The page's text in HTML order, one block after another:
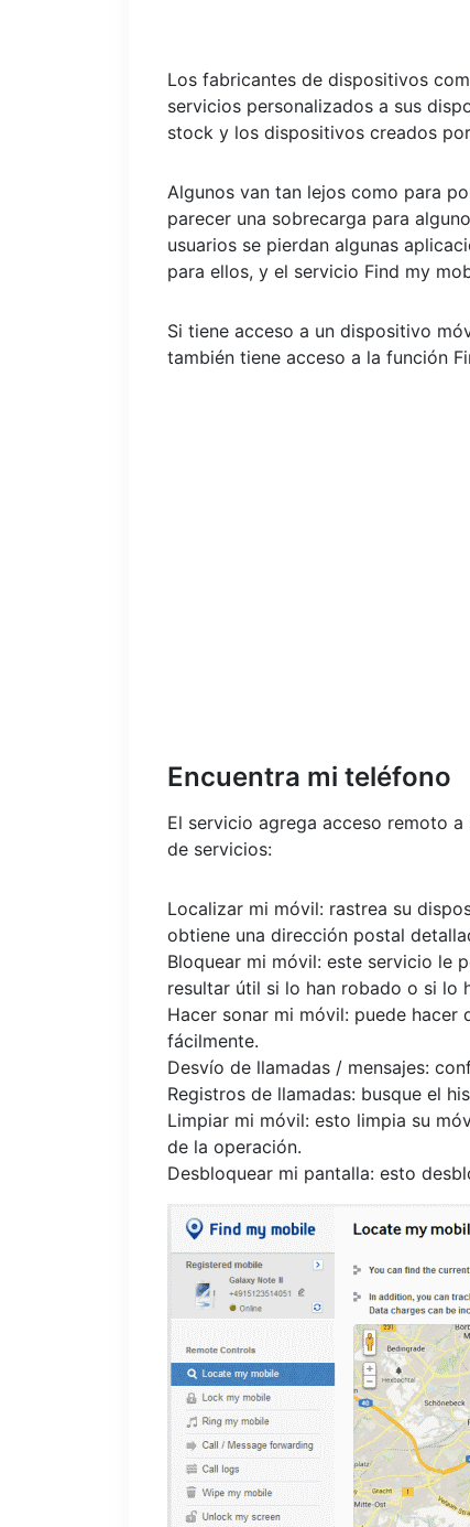
Los fabricantes de dispositivos
servicios personalizados a sus
stock y los dispositivos creados
Algunos van tan lejos como para
parecer una sobrecarga para
usuarios se pierdan algunas
para ellos, y el servicio Find my
Si tiene acceso a un dispositivo
también tiene acceso a la función
Encuentra mi teléfono
El servicio agrega acceso remoto
de servicios:
Localizar mi móvil: rastrea su
obtiene una dirección postal
Bloquear mi móvil: este servicio le
resultar útil si lo han robado o si lo
Hacer sonar mi móvil: puede hacer
fácilmente.
Desvío de llamadas / mensajes:
Registros de llamadas: busque el
Limpiar mi móvil: esto limpia su
de la operación.
Desbloquear mi pantalla: esto